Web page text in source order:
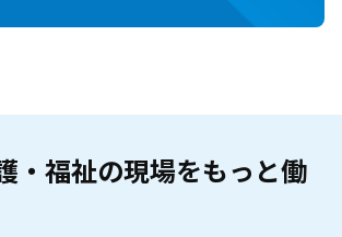
・福祉の現場をもっと働